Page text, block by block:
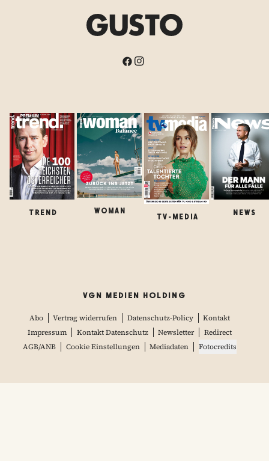
TREND WOMAN
TV-MEDIA
NEWS
VGN MEDIEN HOLDING
Abo Vertrag widerrufen Datenschutz-Policy
Kontakt
Impressum
Kontakt Datenschutz Newsletter
Redirect
AGB/ANB
Cookie Einstellungen Mediadaten Fotocredits